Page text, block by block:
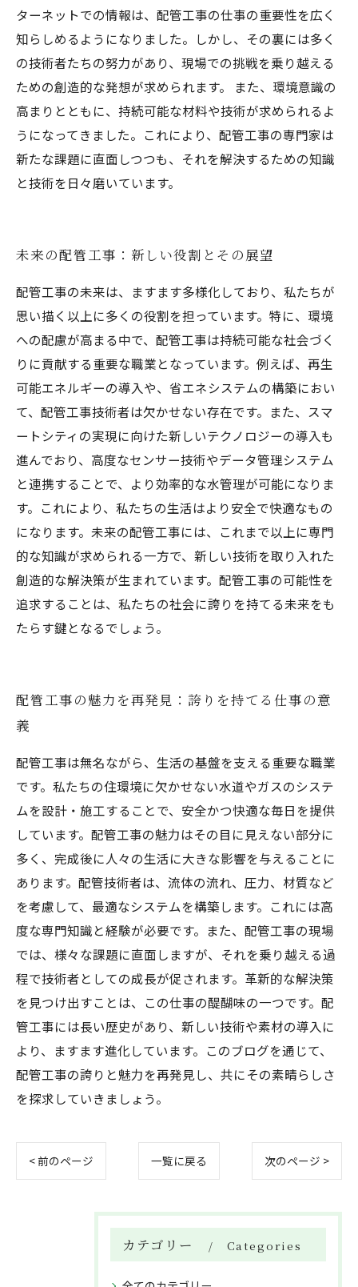
ターネットでの情報は、配管工事の仕事の重要性を広く
知らしめるようになりました。しかし、その裏には多く
の技術者たちの努力があり、現場での挑戦を乗り越える
ための創造的な発想が求められます。 また、環境意識の
高まりとともに、持続可能な材料や技術が求められるよ
うになってきました。これにより、配管工事の専門家は
新たな課題に直面しつつも、それを解決するための知識
と技術を日々磨いています。
未来の配管工事：新しい役割とその展望
配管工事の未来は、ますます多様化しており、私たちが
思い描く以上に多くの役割を担っています。特に、環境
への配慮が高まる中で、配管工事は持続可能な社会づく
りに貢献する重要な職業となっています。例えば、再生
可能エネルギーの導入や、省エネシステムの構築におい
て、配管工事技術者は欠かせない存在です。また、スマ
ートシティの実現に向けた新しいテクノロジーの導入も
進んでおり、高度なセンサー技術やデータ管理システム
と連携することで、より効率的な水管理が可能になりま
す。これにより、私たちの生活はより安全で快適なもの
になります。未来の配管工事には、これまで以上に専門
的な知識が求められる一方で、新しい技術を取り入れた
創造的な解決策が生まれています。配管工事の可能性を
追求することは、私たちの社会に誇りを持てる未来をも
たらす鍵となるでしょう。
配管工事の魅力を再発見：誇りを持てる仕事の意
義
配管工事は無名ながら、生活の基盤を支える重要な職業
です。私たちの住環境に欠かせない水道やガスのシステ
ムを設計・施工することで、安全かつ快適な毎日を提供
しています。配管工事の魅力はその目に見えない部分に
多く、完成後に人々の生活に大きな影響を与えることに
あります。配管技術者は、流体の流れ、圧力、材質など
を考慮して、最適なシステムを構築します。これには高
度な専門知識と経験が必要です。また、配管工事の現場
では、様々な課題に直面しますが、それを乗り越える過
程で技術者としての成長が促されます。革新的な解決策
を見つけ出すことは、この仕事の醍醐味の一つです。配
管工事には長い歴史があり、新しい技術や素材の導入に
より、ますます進化しています。このブログを通じて、
配管工事の誇りと魅力を再発見し、共にその素晴らしさ
を探求していきましょう。
< 前のページ 一覧に戻る 次のページ >
カテゴリー Categories